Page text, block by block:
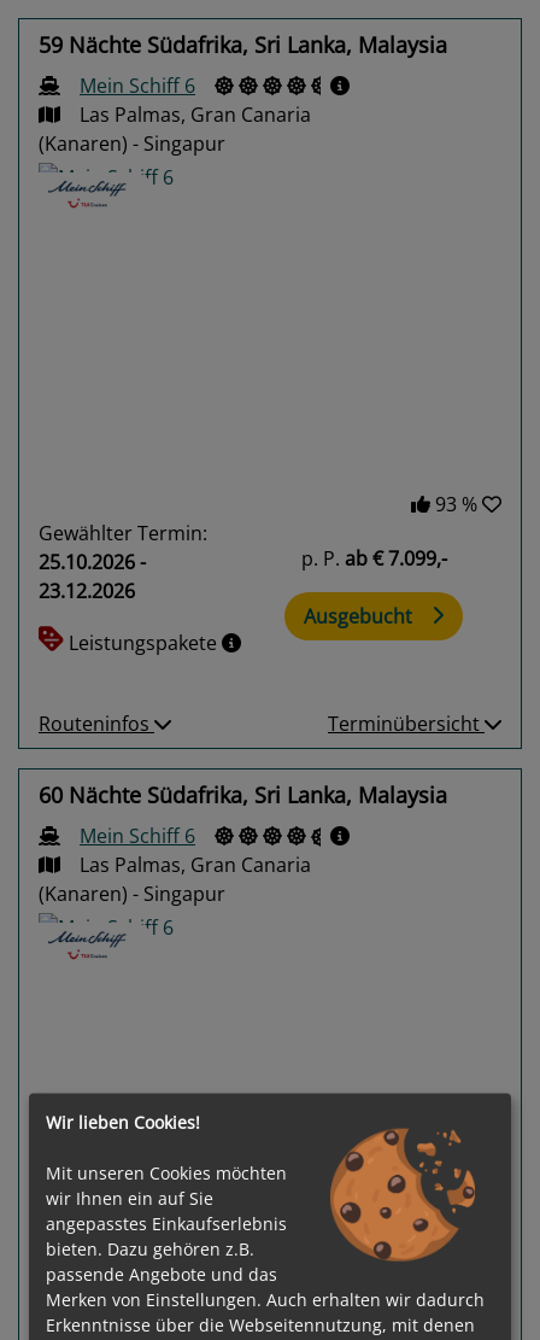
59 Nächte Südafrika, Sri Lanka, Malaysia
Mein Schiff 6
Las Palmas, Gran Canaria
(Kanaren) - Singapur
93 %
Gewählter Termin:
25.10.2026 -
23.12.2026
Leistungspakete
p. P. ab€ 7.099,-
Ausgebucht
Routeninfos Terminübersicht
60 Nächte Südafrika, Sri Lanka, Malaysia
Mein Schiff 6
Las Palmas, Gran Canaria
(Kanaren) - Singapur
Previous Next
93 %
Gewählter Termin:
25.10.2026 -
p. P. ab€ 8.199,-
Wir lieben Cookies!
Mit unseren Cookies möchten
wir Ihnen ein auf Sie
angepasstes Einkaufserlebnis
bieten. Dazu gehören z.B.
passende Angebote und das
Merken von Einstellungen. Auch erhalten wir dadurch
Erkenntnisse über die Webseitennutzung, mit denen